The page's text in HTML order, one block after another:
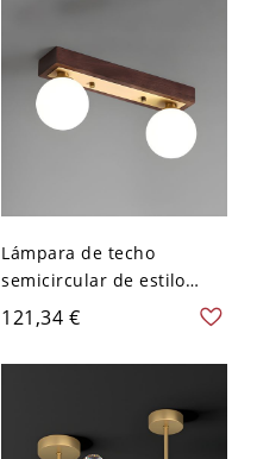
120 V
Lámpara de techo
semicircular de estilo
misionero de madera con
pantalla de vidrio blanco -
110 A 120 V Color Nuez 2
121,34 €